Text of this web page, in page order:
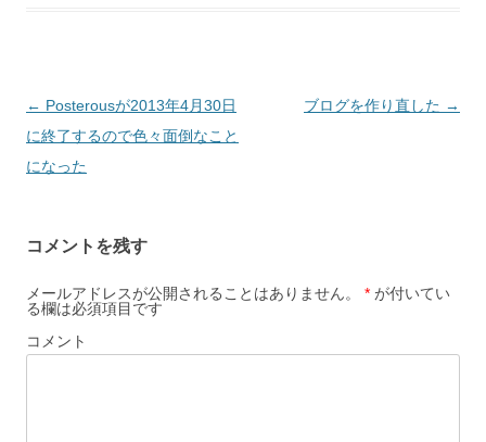
投
稿
ナ
ー
シ
ョ
ン
← Posterousが2013年4月30日
に終了するので色々面倒なこと
になった
ブログを作り直した →
コメントを残す
メールアドレスが公開されることはありません。 * が付いてい
る欄は必須項目です
コメント